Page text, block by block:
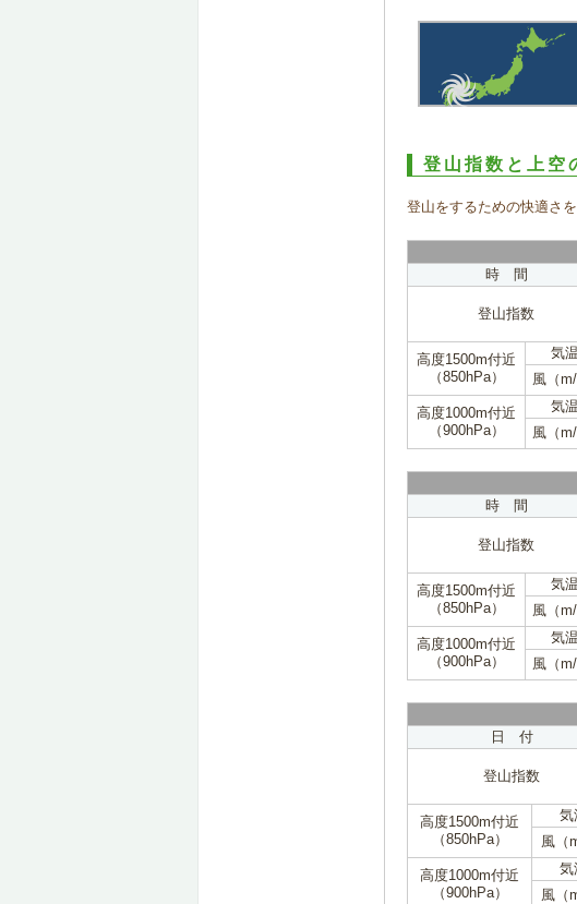
登山指数と上空
登山をするための快適さ
時 間
登山指数
高度1500m付近
（850hPa）
気温
風（m/
高度1000m付近
（900hPa）
気温
風（m/
時 間
登山指数
高度1500m付近
（850hPa）
気温
風（m/
高度1000m付近
（900hPa）
気温
風（m/
日 付
登山指数
高度1500m付近
（850hPa）
気
風（
高度1000m付近
（900hPa）
気
風（